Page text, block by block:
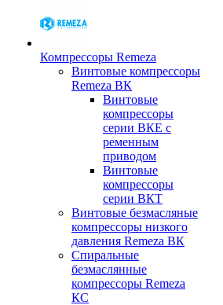
Компрессоры Remeza
Винтовые компрессоры
Remeza ВК
Винтовые
компрессоры
серии ВКЕ с
ременным
приводом
Винтовые
компрессоры
серии ВКТ
Винтовые безмасляные
компрессоры низкого
давления Remeza ВК
Спиральные
безмаслянные
компрессоры Remeza
КС